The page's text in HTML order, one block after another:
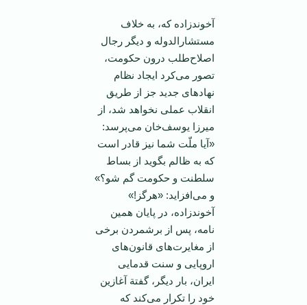
آخوندزاده‌ كه‌، به‌ خلاف‌
مستشارالدوله‌ و دیگر رجال‌
اصلاح‌طلب‌ درون ‌حكومت‌،
تصور می‌كرد ایجاد نظام‌
نهادهای‌ جدید جز از طریق‌
انقلاب‌ عملی ‌نخواهد شد، از
میرزا یوسف‌خان‌ می‌پرسد:
«آیا ملّت‌ شما نیز قادر است‌
كه ‌به‌ ظالم‌ بگوید از بساط‌
سلطنت‌ و حكومت‌ گم‌ شو؟»
و می‌افزاید: «هرگز!»
آخوندزاده‌، در پایان‌ همین‌
نامه‌، پس‌ از برشمردن‌ برخی‌
از مغایرت‌های ‌قانون‌های‌
اروپایی‌ و سنت‌ قدمایی‌
ایران‌، بار دیگر، گفتة‌ آغازین‌
خود را تكرار می‌كند كه‌